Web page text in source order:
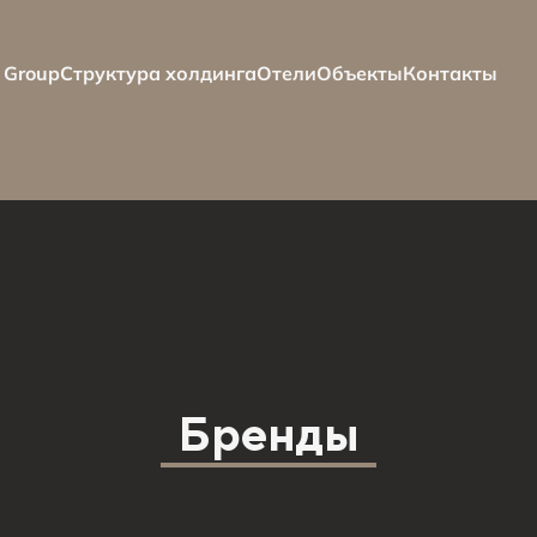
GroupСтруктура холдингаОтелиОбъектыКонтакты
Бренды